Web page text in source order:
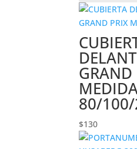
GRAND
80/100/
$130